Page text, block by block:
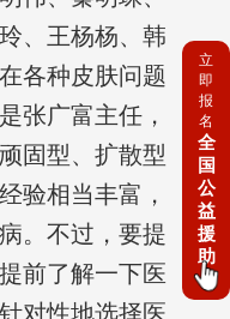
、王杨杨、韩
各种皮肤问题
张广富主任，
固型、扩散型
验相当丰富，
。不过，要提
前了解一下医
对性地选择医
立
即
报
名
全
国
公
益
援
助